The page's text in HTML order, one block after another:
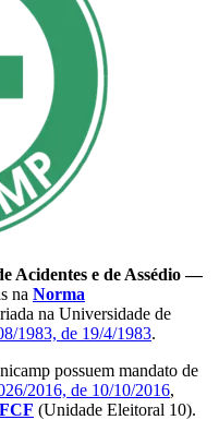
Acidentes e de Assédio —
na Norma
na Universidade de
1983, de 19/4/1983.
possuem mandato de
2016, de 10/10/2016,
(Unidade Eleitoral 10).